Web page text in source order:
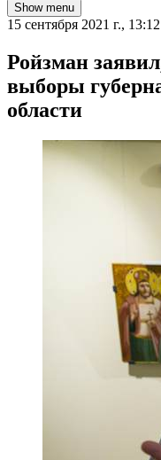
Show menu
15 сентября 2021 г., 13:12
​Ройзман
выборы
области